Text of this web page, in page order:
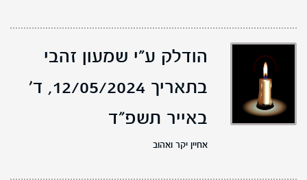
הודלק ע"י שמעון זהבי
בתאריך 12/05/2024,
ד'
באייר תשפ"ד
אחיין יקר ואהוב